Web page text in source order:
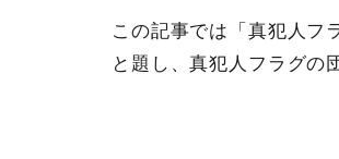
この記事では「真犯人フ
と題し、真犯人フラグの